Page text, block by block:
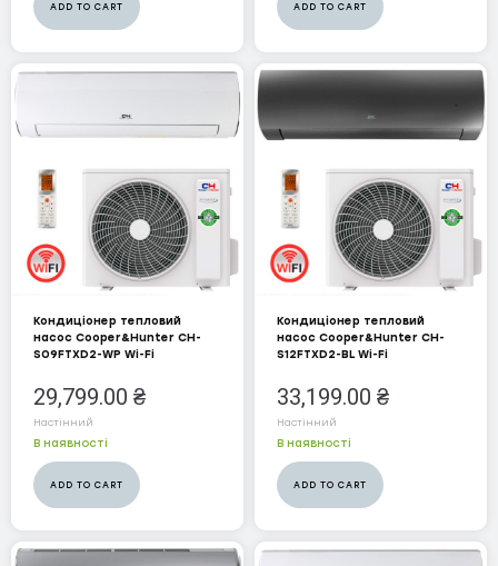
ADD TO CART ADD TO CART
В наявності
Кондиціонер тепловий
насос Cooper&Hunter CH-
S09FTXD2-WP Wi-Fi
29,799.00 ₴
Настінний
ADD TO CART
В наявності
Кондиціонер тепловий
насос Cooper&Hunter CH-
S12FTXD2-BL Wi-Fi
33,199.00 ₴
Настінний
ADD TO CART
МЕНЮ
ПОСЛУГИ
КАТАЛОГ
Vital Plus Inverter
Серія Arctic Inverter
Серія AVALON Inverter
Серія Imperial Inverter
Серія Majesty Inverter
Серія Nature
Серія SUPREME CONTINENTAL
Inverter
Серія Air-Master EVO On OFF
Серія Cozy Inverter
Серія Daytona Inverter
Серія Prima Plus ON OFF
Серія Veritas Inverter